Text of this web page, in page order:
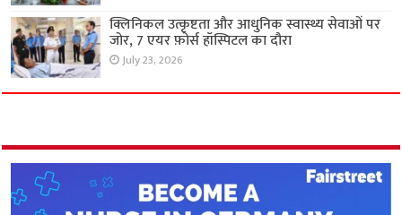
क्लिनिकल उत्कृष्टता और आधुनिक स्वास्थ्य सेवाओं पर
जोर, 7 एयर फ़ोर्स हॉस्पिटल का दौरा
July 23, 2026